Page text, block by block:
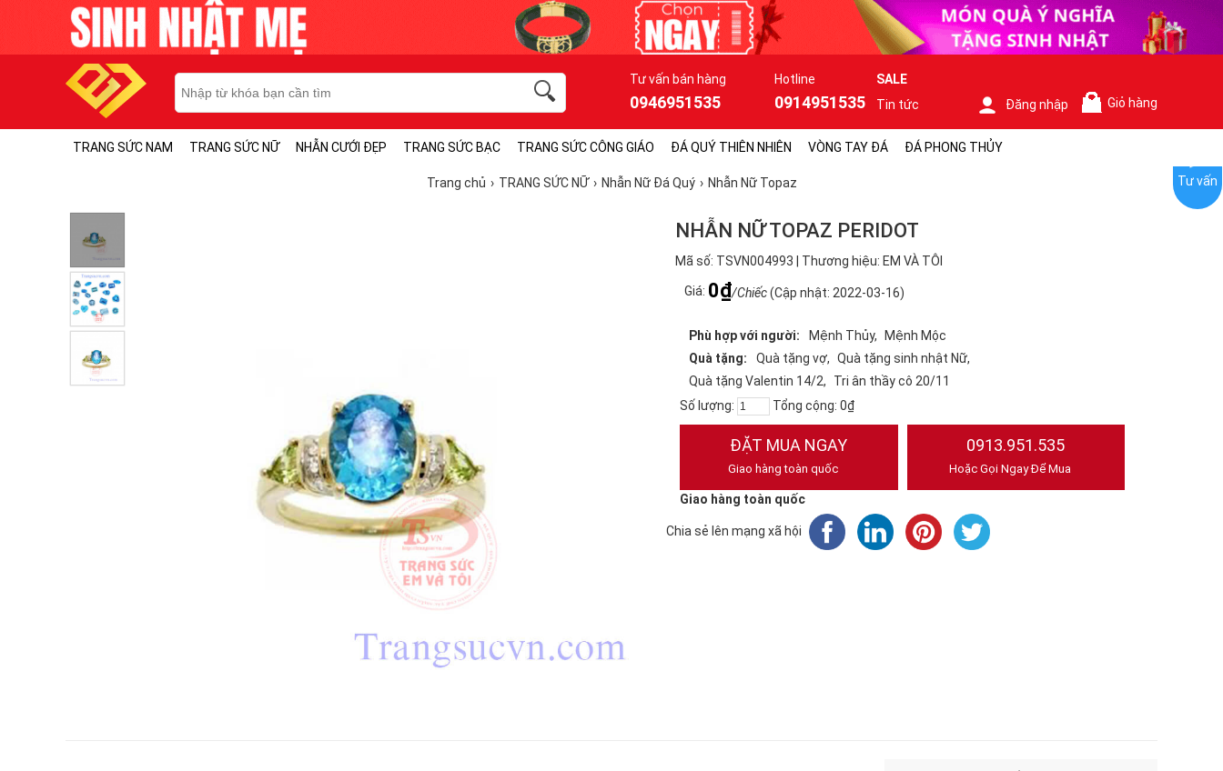
Tư vấn bán hàng
0946951535
Hotline
0914951535
SALE
Tin tức
Đăng nhập Giỏ hàng
TRANG SỨC NAM TRANG SỨC NỮ NHẪN CƯỚI ĐẸP TRANG SỨC BẠC TRANG SỨC CÔNG GIÁO ĐÁ QUÝ THIÊN NHIÊN VÒNG TAY ĐÁ ĐÁ PHONG THỦY
Trang chủ TRANG SỨC NỮ Nhẫn Nữ Đá Quý Nhẫn Nữ Topaz
NHẪN NỮ TOPAZ PERIDOT
Mã số: TSVN004993 | Thương hiệu: EM VÀ TÔI
Giá: 0₫/Chiếc(Cập nhật: 2022-03-16)
Phù hợp với người: Mệnh Thủy
Mệnh Mộc
Quà tặng:
Quà tặng vợ
Quà tặng sinh nhật Nữ
Quà tặng Valentin 14/2
Tri ân thầy cô 20/11
Số lượng:
Tổng cộng: 0₫
ĐẶT MUA NGAY
Giao hàng toàn quốc
0913.951.535
Hoặc Gọi Ngay Để Mua
Giao hàng toàn quốc
Chia sẻ lên mạng xã hội
Tư vấn